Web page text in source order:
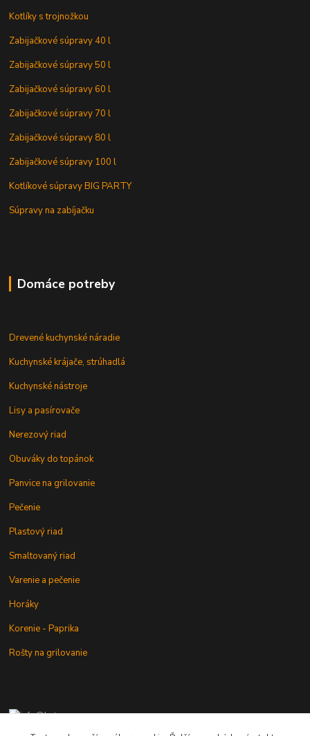
Kotlíky s trojnožkou
Zabijačkové súpravy 40 l
Zabijačkové súpravy 50 l
Zabijačkové súpravy 60 l
Zabijačkové súpravy 70 l
Zabijačkové súpravy 80 l
Zabijačkové súpravy 100 l
Kotlíkové súpravy BIG PARTY
Súpravy na zabíjačku
Domáce potreby
Drevené kuchynské náradie
Kuchynské krájače, strúhadlá
Kuchynské nástroje
Lisy a pasírovače
Nerezový riad
Obuváky do topánok
Panvice na grilovanie
Pečenie
Plastový riad
Smaltovaný riad
Varenie a pečenie
Horáky
Korenie - Paprika
Rošty na grilovanie
+421 902 212 007
od 8:00 - do 16:00 hod